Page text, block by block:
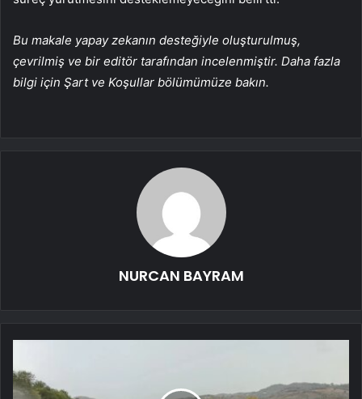
Bu makale yapay zekanın desteğiyle oluşturulmuş,
çevrilmiş ve bir editör tarafından incelenmiştir. Daha fazla
bilgi için Şart ve Koşullar bölümümüze bakın.
NURCAN BAYRAM